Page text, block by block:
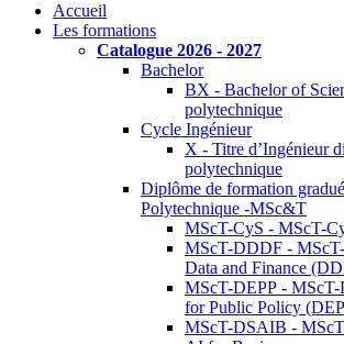
Accueil
Les formations
Catalogue 2026 - 2027
Bachelor
BX - Bachelor of
polytechnique
Cycle Ingénieur
X - Titre d’Ingénieur
polytechnique
Diplôme de formation
Polytechnique -MSc&T
MScT-CyS - MScT-
MScT-DDDF -
Data and Finance
MScT-DEPP - MScT-
for Public Policy
MScT-DSAIB -